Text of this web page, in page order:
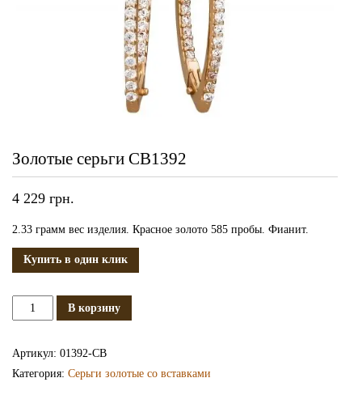
Золотые серьги СВ1392
4 229 грн.
2.33 грамм вес изделия. Красное золото 585 пробы. Фианит.
Купить в один клик
КоличествоВ корзину
Артикул: 01392-СВ
Категория: Серьги золотые со вставками